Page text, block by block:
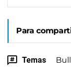
Para
Temas